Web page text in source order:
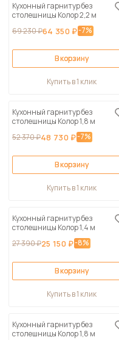
Кухонный гарнитур без
столешницы Колор 2,2 м
69 230 ₽64 350 ₽-7%
В корзину
Купить в 1 клик
Кухонный гарнитур без
столешницы Колор 1,8 м
52 370 ₽48 730 ₽-7%
В корзину
Купить в 1 клик
Кухонный гарнитур без
столешницы Колор 1,4 м
27 390 ₽25 150 ₽-8%
В корзину
Купить в 1 клик
Кухонный гарнитур без
столешницы Колор 1,8 м